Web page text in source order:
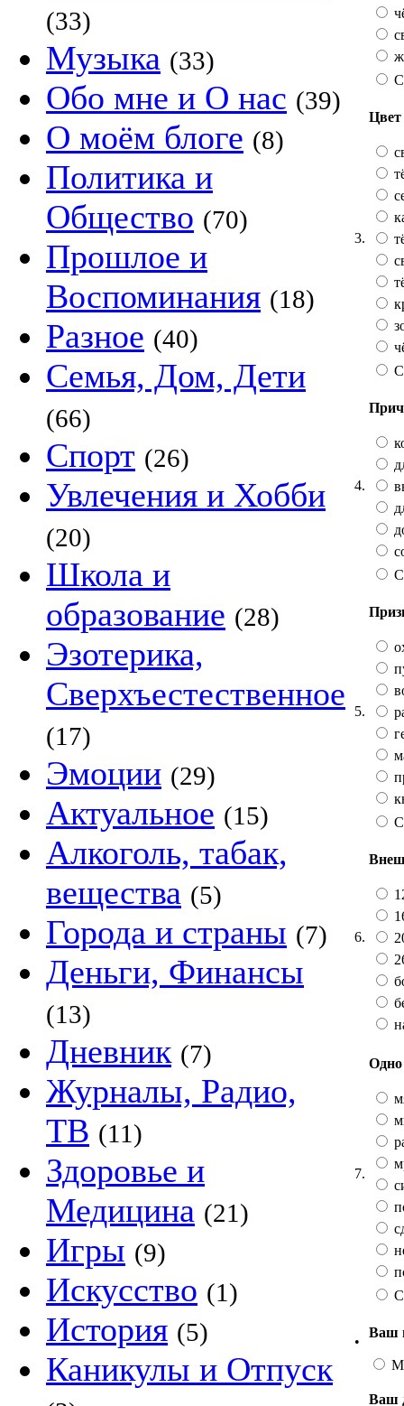
(33)
Музыка (33)
Обо мне и О нас (39)
О моём блоге (8)
Политика и
Общество (70)
Прошлое и
Воспоминания (18)
Разное (40)
Семья, Дом, Дети
(66)
Спорт (26)
Увлечения и Хобби
(20)
Школа и
образование (28)
Эзотерика,
Сверхъестественное
(17)
Эмоции (29)
Актуальное (15)
Алкоголь, табак,
вещества (5)
Города и страны (7)
Деньги, Финансы
(13)
Дневник (7)
Журналы, Радио,
ТВ (11)
Здоровье и
Медицина (21)
Игры (9)
Искусство (1)
История (5)
Каникулы и Отпуск
3.
Цвет
4.
5.
6.
7.
•
Ваш
Ваш